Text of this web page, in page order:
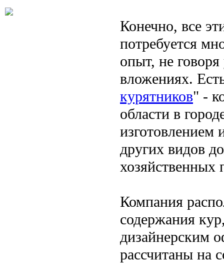
Конечно, все
потребуется
опыт, не
вложениях.
курятников" -
области в
изготовлением
других видов
хозяйственных
Компания
содержания
дизайнерским
рассчитаны на